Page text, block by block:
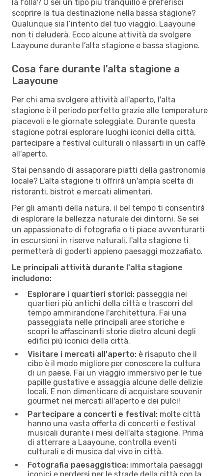
la folla? O sei un tipo più tranquillo e preferisci
scoprire la tua destinazione nella bassa stagione?
Qualunque sia l’intento del tuo viaggio, Laayoune
non ti deluderà. Ecco alcune attività da svolgere
Laayoune durante l’alta stagione e bassa stagione.
Cosa fare durante l'alta stagione a
Laayoune
Per chi ama svolgere attività all'aperto, l'alta
stagione è il periodo perfetto grazie alle temperature
piacevoli e le giornate soleggiate. Durante questa
stagione potrai esplorare luoghi iconici della città,
partecipare a festival culturali o rilassarti in un caffè
all'aperto.
Stai pensando di assaporare piatti della gastronomia
locale? L'alta stagione ti offrirà un'ampia scelta di
ristoranti, bistrot e mercati alimentari.
Per gli amanti della natura, il bel tempo ti consentirà
di esplorare la bellezza naturale dei dintorni. Se sei
un appassionato di fotografia o ti piace avventurarti
in escursioni in riserve naturali, l'alta stagione ti
permetterà di goderti appieno paesaggi mozzafiato.
Le principali attività durante l'alta stagione
includono:
Esplorare i quartieri storici: passeggia nei
quartieri più antichi della città e trascorri del
tempo ammirandone l'architettura. Fai una
passeggiata nelle principali aree storiche e
scopri le affascinanti storie dietro alcuni degli
edifici più iconici della città.
Visitare i mercati all'aperto: è risaputo che il
cibo è il modo migliore per conoscere la cultura
di un paese. Fai un viaggio immersivo per le tue
papille gustative e assaggia alcune delle delizie
locali. E non dimenticare di acquistare souvenir
gourmet nei mercati all'aperto e dei pulci!
Partecipare a concerti e festival: molte città
hanno una vasta offerta di concerti e festival
musicali durante i mesi dell'alta stagione. Prima
di atterrare a Laayoune, controlla eventi
culturali e di musica dal vivo in città.
Fotografia paesaggistica: immortala paesaggi